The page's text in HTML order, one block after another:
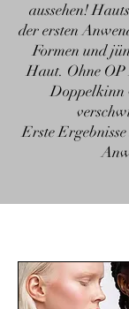
aussehen!
der ersten
Formen und
Haut. Ohne
Doppelkinn
Erste